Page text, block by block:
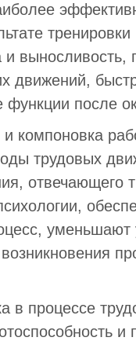
выносливость,
движений,
функции после
компоновка
трудовых
отвечающего
уменьшают
в процессе
и